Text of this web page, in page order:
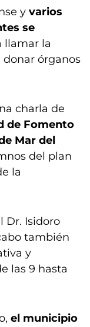
y varios
se
llamar la
órganos
charla de
de Fomento
Mar del
del plan
la
Dr. Isidoro
también
y
las 9 hasta
el municipio